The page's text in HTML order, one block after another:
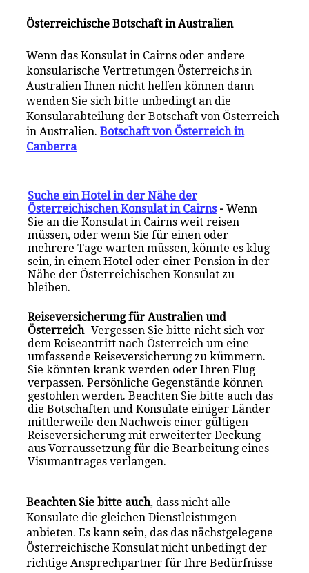
Österreichische Botschaft in Australien
Wenn das Konsulat in Cairns oder andere
konsularische Vertretungen Österreichs in
Australien Ihnen nicht helfen können dann
wenden Sie sich bitte unbedingt an die
Konsularabteilung der Botschaft von Österreich
in Australien.Botschaft von Österreich in
Canberra
Suche ein Hotel in der Nähe der
Österreichischen Konsulat in Cairns-Wenn
Sie an die Konsulat in Cairns weit reisen
müssen, oder wenn Sie für einen oder
mehrere Tage warten müssen, könnte es klug
sein, in einem Hotel oder einer Pension in der
Nähe der Österreichischen Konsulat zu
bleiben.
Reiseversicherung für Australien und
Österreich- Vergessen Sie bitte nicht sich vor
dem Reiseantritt nach Österreich um eine
umfassende Reiseversicherung zu kümmern.
Sie könnten krank werden oder Ihren Flug
verpassen. Persönliche Gegenstände können
gestohlen werden. Beachten Sie bitte auch das
die Botschaften und Konsulate einiger Länder
mittlerweile den Nachweis einer gültigen
Reiseversicherung mit erweiterter Deckung
aus Vorraussetzung für die Bearbeitung eines
Visumantrages verlangen.
Beachten Sie bitte auch, dass nicht alle
Konsulate die gleichen Dienstleistungen
anbieten. Es kann sein, das das nächstgelegene
Österreichische Konsulat nicht unbedingt der
richtige Ansprechpartner für Ihre Bedürfnisse